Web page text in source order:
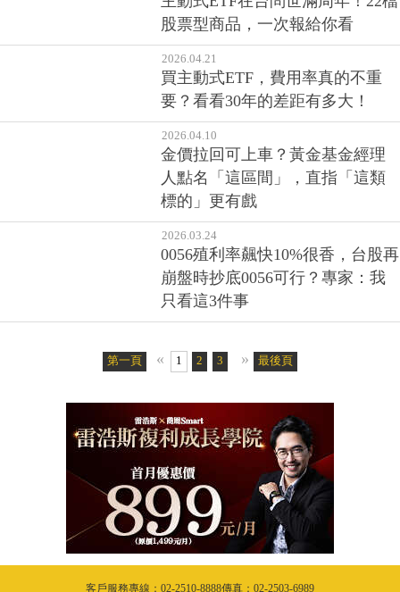
波段怎麼抱？
2026.05.05
主動式ETF在台問世滿周年！22檔
股票型商品，一次報給你看
2026.04.21
買主動式ETF，費用率真的不重
要？看看30年的差距有多大！
金價拉回可上車？黃金基金經理
人點名「這區間」，直指「這類
標的」更有戲
崩盤時抄底0056可行？專家：我
第一頁 « 1 2 3 4 5 6 7
» 最後頁